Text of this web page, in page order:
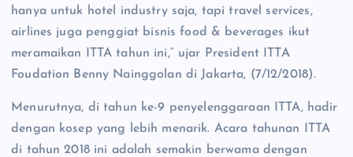
hanya untuk hotel industry saja, tapi travel services,
airlines juga penggiat bisnis food & beverages ikut
meramaikan ITTA tahun ini,” ujar President ITTA
Foudation Benny Nainggolan di Jakarta, (7/12/2018).
Menurutnya, di tahun ke-9 penyelenggaraan ITTA, hadir
dengan kosep yang lebih menarik. Acara tahunan ITTA
di tahun 2018 ini adalah semakin berwama dengan